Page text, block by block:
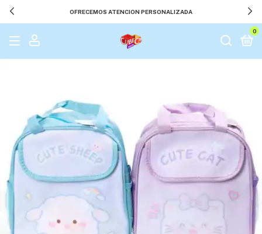
OFRECEMOS ATENCION PERSONALIZADA
0